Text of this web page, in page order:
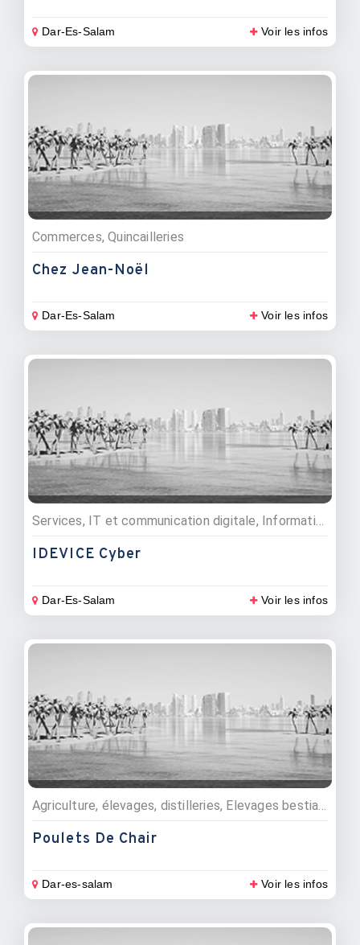
Dar-Es-Salam Voir les infos
Commerces, Quincailleries
Chez Jean-Noël
Dar-Es-Salam Voir les infos
Services, IT et communication digitale, Informaticiens
IDEVICE Cyber
Dar-Es-Salam Voir les infos
Poulets De Chair
Dar-es-salam Voir les infos